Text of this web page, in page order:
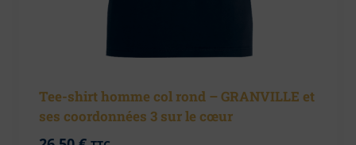
Tee-shirt homme col rond – GRANVILLE et
ses coordonnées 3 sur le cœur